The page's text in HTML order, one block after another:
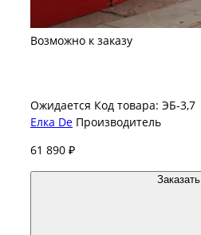
Возможно к заказу
Ожидается Код товара: ЭБ-3,7
Елка De Производитель
61 890 ₽
Заказать